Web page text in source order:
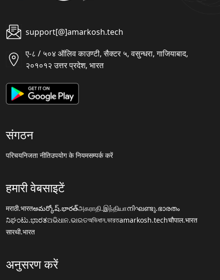
support[@]amarkosh.tech
ए-८ / ५०४ ऑलिव काउण्टी, सैक्टर ५, वसुन्धरा, गाजियाबाद,
२०१०१२ उत्तर प्रदेश, भारत
संगठन
परिचयनिजता नीतिउपयोग के नियमसम्पर्क करें
हमारी वेबसाइटें
मराठी.भारतఅమర్కోష్.భారత్அகராதி.இந்தியாനിഘണ്ടു.ഭാരതം
ನಿಘಂಟು.ಭಾರತଅଭିଧାନ.ଭାରତঅভিধান.ভারতamarkosh.techचौपाल.भारत
सारथी.भारत
अनुसरण करें